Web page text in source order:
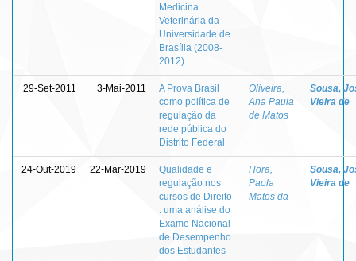
Medicina
Veterinária da
Universidade de
Brasília (2008-
2012)
29-Set-2011 3-Mai-2011
A Prova Brasil
como política de
regulação da
rede pública do
Distrito Federal
Oliveira,
Ana Paula
de Matos
Sousa,
Vieira de
24-Out-2019 22-Mar-2019
Qualidade e
regulação nos
cursos de Direito
: uma análise do
Exame Nacional
de Desempenho
dos Estudantes
Hora,
Paola
Matos da
Sousa,
Vieira de